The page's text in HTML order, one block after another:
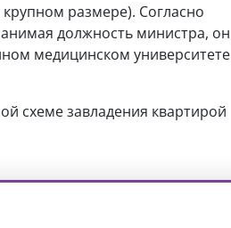
размере). Согласно
должность министра, он
медицинском университете
схеме завладения квартирой